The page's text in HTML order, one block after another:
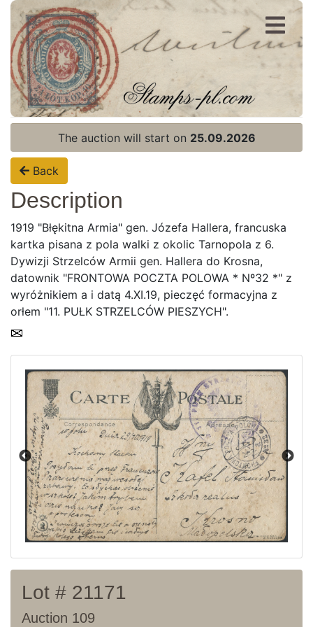
Register
Login
Home page
Current auction
Recent result
Archive
Regulation
Contact
The auction will start on 25.09.2026
Back
Description
1919 "Błękitna Armia" gen. Józefa Hallera, francuska
kartka pisana z pola walki z okolic Tarnopola z 6.
Dywizji Strzelców Armii gen. Hallera do Krosna,
datownik "FRONTOWA POCZTA POLOWA * Nº32 *" z
wyróżnikiem a i datą 4.XI.19, pieczęć formacyjna z
orłem "11. PUŁK STRZELCÓW PIESZYCH".
Lot # 21171
Auction 109